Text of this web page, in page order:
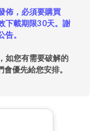
佈，必須要購買
下載期限30天。謝
。
如您有需要破解的
優先給您安排。